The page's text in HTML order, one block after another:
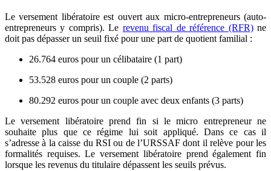
Le versement libératoire est ouvert aux micro-entrepreneurs (auto-
entrepreneurs y compris). Le revenu fiscal de référence (RFR)ne
doit pas dépasser un seuil fixé pour une part de quotient familial :
26.764 euros pour un célibataire (1 part)
53.528 euros pour un couple (2 parts)
80.292 euros pour un couple avec deux enfants (3 parts)
Le versement libératoire prend fin si le micro entrepreneur ne
souhaite plus que ce régime lui soit appliqué. Dans ce cas il
s’adresse à la caisse du RSI ou de l’URSSAF dont il relève pour les
formalités requises. Le versement libératoire prend également fin
lorsque les revenus du titulaire dépassent les seuils prévus.